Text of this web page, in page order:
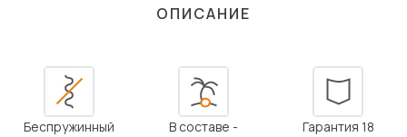
ОПИСАНИЕ
Беспружинный
В составе -
Гарантия 18